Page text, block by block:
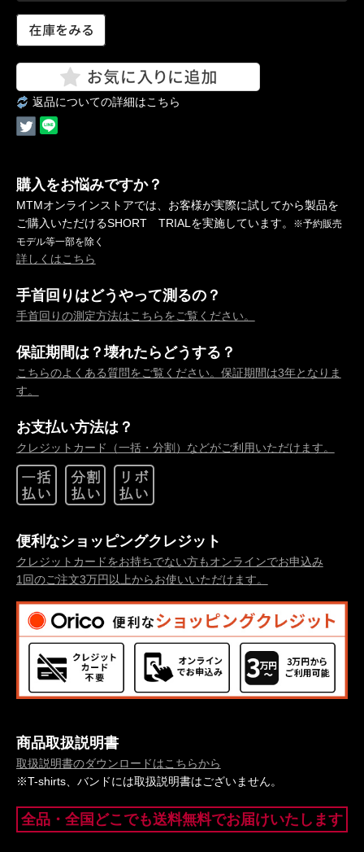
返品についての詳細はこちら
購入をお悩みですか？
MTMオンラインストアでは、お客様が実際に試してから製品を
ご購入いただけるSHORT TRIALを実施しています。
※予約販売
モデル等一部を除く
詳しくはこちら
手首回りはどうやって測るの？
手首回りの測定方法はこちらをご覧ください。
保証期間は？壊れたらどうする？
こちらのよくある質問をご覧ください。保証期間は3年となりま
す。
お支払い方法は？
クレジットカード（一括・分割）などがご利用いただけます。
便利なショッピングクレジット
クレジットカードをお持ちでない方もオンラインでお申込み
1回のご注文3万円以上からお使いいただけます。
商品取扱説明書
取扱説明書のダウンロードはこちらから
※T-shirts、バンドには取扱説明書はございません。
全品・全国どこでも送料無料でお届けいたします